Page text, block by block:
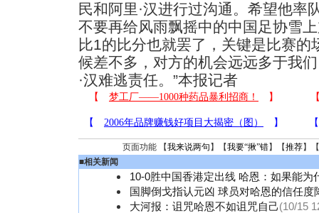
民和阿里·汉进行过沟通。希望他率
不要再给风雨飘摇中的中国足协雪
比1的比分也就罢了，关键是比赛
候差不多，对方的机会远远多于我
·汉难逃责任。”本报记者
页面功能 【我来说两句 】【我要“揪”错】【推荐】
■相关新闻
10-0胜中国香港定出线 哈恩：如果能为
国脚倒戈指认元凶 球员对哈恩的信任度
大河报：诅咒哈恩不如诅咒自己(10/15